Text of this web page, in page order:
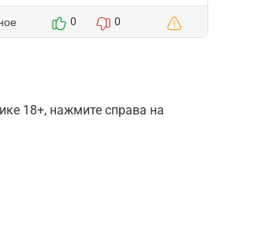
0 0
18+, нажмите справа на